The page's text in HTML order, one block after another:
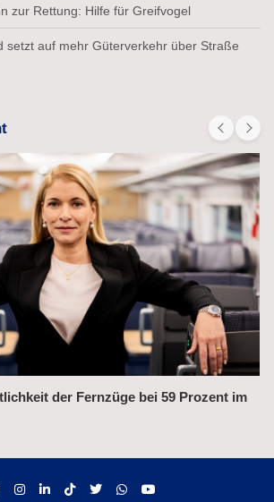
zur Rettung: Hilfe für Greifvogel
setzt auf mehr Güterverkehr über Straße
Alex fährt bis 2031 weiter auf der Strecke